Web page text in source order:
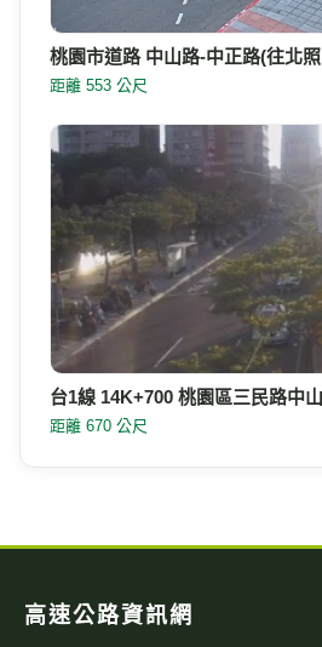
桃園市道路 中山路-中正路(往北
距離 553 公尺
台1線 14K+700 桃園區三民路中
距離 670 公尺
高速公路資訊網